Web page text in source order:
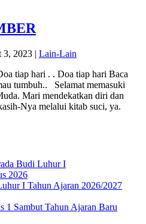
3, 2023 | Lain-Lain
tiap hari . . Doa tiap hari Baca
tumbuh.. Selamat memasuki
Mari mendekatkan diri dan
Nya melalui kitab suci, ya.
Budi Luhur I
2026
I Tahun Ajaran 2026/2027
1 Sambut Tahun Ajaran Baru